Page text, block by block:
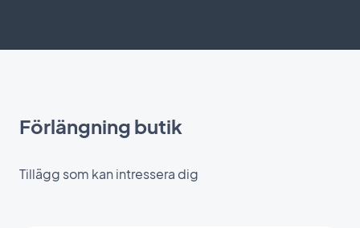
Förlängning butik
Tillägg som kan intressera dig